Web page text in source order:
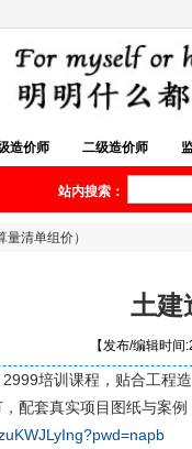
造价师 二级造价师
站内搜索：
清单组价）
土建
【发布/编辑时
培训课程，贴合工程
配套真实项目图纸与案